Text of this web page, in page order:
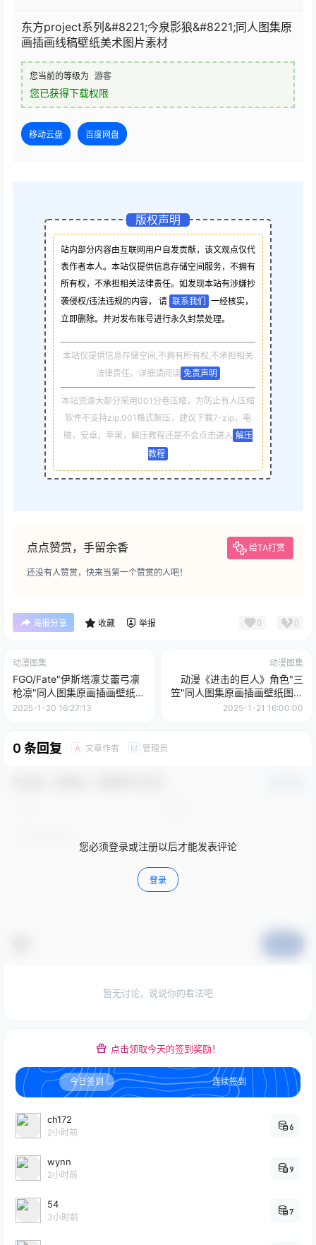
东方project系列&#8221;今泉影狼&#8221;同人图集原
画插画线稿壁纸美术图片素材
您当前的等级为 游客
您已获得下载权限
移动云盘 百度网盘
版权声明
站内部分内容由互联网用户自发贡献，该文观点仅代
表作者本人。本站仅提供信息存储空间服务，不拥有
所有权，不承担相关法律责任。如发现本站有涉嫌抄
袭侵权/违法违规的内容， 请 联系我们 一经核实，
立即删除。并对发布账号进行永久封禁处理。
本站仅提供信息存储空间,不拥有所有权,不承担相关
法律责任。详细请阅读 免责声明
本站资源大部分采用001分卷压缩，为防止有人压缩
软件不支持zip.001格式解压，建议下载7-zip，电
脑，安卓，苹果，解压教程还是不会点击进入 解压
教程
点点赞赏，手留余香 给TA打赏
还没有人赞赏，快来当第一个赞赏的人吧！
海报分享 收藏 举报 0 0
动漫图集
FGO/Fate"伊斯塔凛艾蕾弓凛
枪凛"同人图集原画插画壁纸美
术图片素材
2025-1-20 16:27:13
动漫图集
动漫《进击的巨人》角色"三
笠"同人图集原画插画壁纸图片
素材美术资料
2025-1-21 16:00:00
0 条回复 A 文章作者 M 管理员
您必须登录或注册以后才能发表评论
登录
暂无讨论，说说你的看法吧
点击领取今天的签到奖励！
今日签到 连续签到
ch172
2小时前
6
wynn
2小时前
9
54
3小时前
7